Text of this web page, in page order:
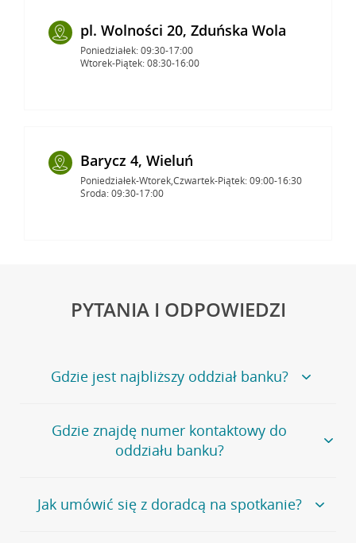
pl. Wolności 20, Zduńska Wola
Poniedziałek: 09:30-17:00
Wtorek-Piątek: 08:30-16:00
Barycz 4, Wieluń
Poniedziałek-Wtorek,Czwartek-Piątek: 09:00-16:30
Środa: 09:30-17:00
PYTANIA I ODPOWIEDZI
Gdzie jest najbliższy oddział banku?
Jeśli szukasz oddziału naszego banku, zapraszamy na
stronęPlacówki i bankomaty, na której znajduje się
wygodna wyszukiwarka.
oddziałów
Gdzie znajdę numer kontaktowy do
oddziału banku?
Bank Credit Agricole nie udostępnia ogólnego numeru
telefonu do placówki bankowej.
Jak umówić się z doradcą na spotkanie?